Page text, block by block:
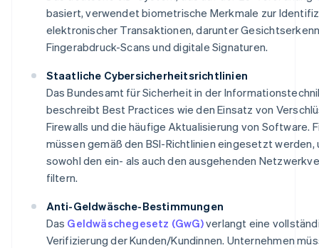
basiert, verwendet biometrische Merkmale zur
elektronischer Transaktionen, darunter
Fingerabdruck-Scans und digitale Signaturen.
Staatliche Cybersicherheitsrichtlinien
Das Bundesamt für Sicherheit in der
beschreibt Best Practices wie den Einsatz von
Firewalls und die häufige Aktualisierung von Software.
müssen gemäß den BSI-Richtlinien eingesetzt werden,
sowohl den ein- als auch den ausgehenden
filtern.
Anti-Geldwäsche-Bestimmungen
Das Geldwäschegesetz (GwG)verlangt eine
Verifizierung der Kunden/Kundinnen. Unternehmen